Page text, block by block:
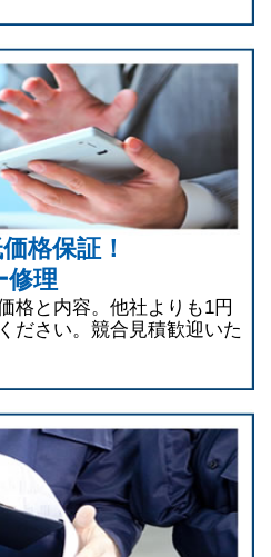
格保証！
修理
格と内容。他社よりも1円
ださい。競合見積歓迎いた